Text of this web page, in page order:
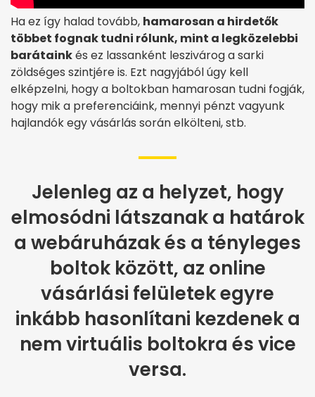
Ha ez így halad tovább, hamarosan a hirdetők
többet fognak tudni rólunk, mint a legközelebbi
barátainkés ez lassanként leszivárog a sarki
zöldséges szintjére is. Ezt nagyjából úgy kell
elképzelni, hogy a boltokban hamarosan tudni fogják,
hogy mik a preferenciáink, mennyi pénzt vagyunk
hajlandók egy vásárlás során elkölteni, stb.
Jelenleg az a helyzet, hogy
elmosódni látszanak a határok
a webáruházak és a tényleges
boltok között, az online
vásárlási felületek egyre
inkább hasonlítani kezdenek a
nem virtuális boltokra és vice
versa.